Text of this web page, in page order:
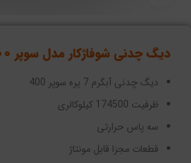
دیگ چدنی شوفاژکار مدل سوپر 400 7 پره
دیگ چدنی آبگرم 7 پره سوپر 400
ظرفیت 174500 کیلوکالری
سه پاس حرارتی
قطعات مجزا قابل مونتاژ